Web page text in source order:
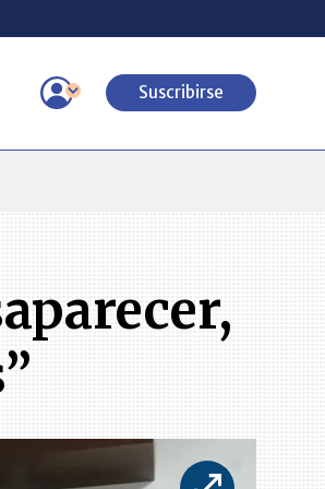
Suscribirse